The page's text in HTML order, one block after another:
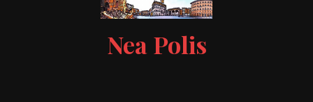
Nea Polis